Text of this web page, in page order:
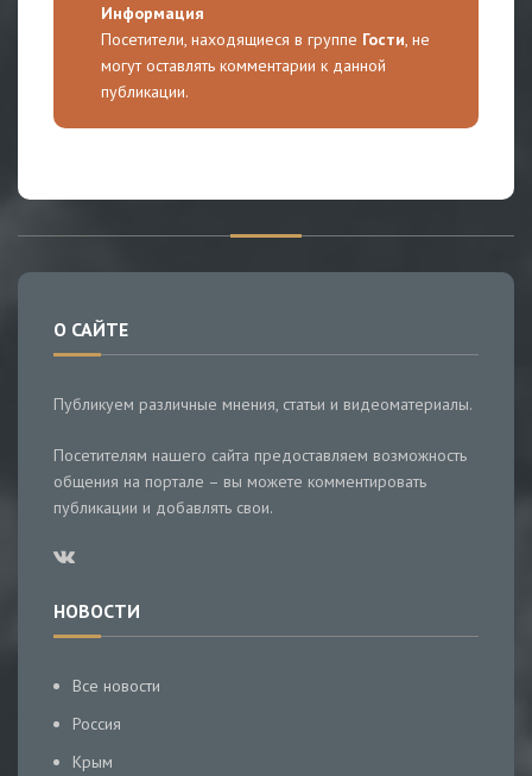
Информация
Посетители, находящиеся в группе Гости, не
могут оставлять комментарии к данной
публикации.
О САЙТЕ
Публикуем различные мнения, статьи и видеоматериалы.
Посетителям нашего сайта предоставляем возможность
общения на портале – вы можете комментировать
публикации и добавлять свои.
НОВОСТИ
Все новости
Россия
Крым